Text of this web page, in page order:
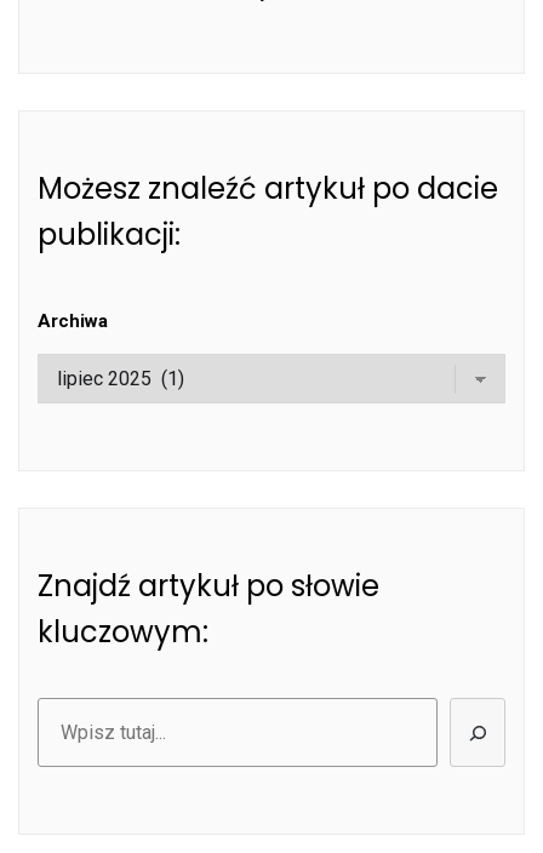
Możesz znaleźć artykuł po dacie
publikacji:
Archiwa
Znajdź artykuł po słowie
kluczowym: